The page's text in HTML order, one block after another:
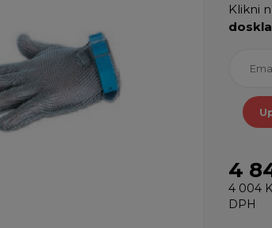
Klikni
4
4 004
DPH